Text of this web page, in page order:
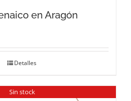
en Aragón
Detalles
Sin stock